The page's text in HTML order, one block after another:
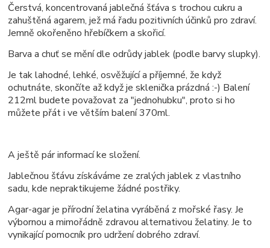
Čerstvá, koncentrovaná jablečná šťáva s trochou cukru a
zahuštěná agarem, jež má řadu pozitivních účinků pro zdraví.
Jemně okořeněno hřebíčkem a skořicí.
Barva a chuť se mění dle odrůdy jablek (podle barvy slupky).
Je tak lahodné, lehké, osvěžující a příjemné, že když
ochutnáte, skončíte až když je sklenička prázdná :-) Balení
212ml budete považovat za "jednohubku", proto si ho
můžete přát i ve větším balení 370ml.
A ještě pár informací ke složení.
Jablečnou šťávu získáváme ze zralých jablek z vlastního
sadu, kde nepraktikujeme žádné postřiky.
Agar-agar je přírodní želatina vyráběná z mořské řasy. Je
výbornou a mimořádně zdravou alternativou želatiny. Je to
vynikající pomocník pro udržení dobrého zdraví.